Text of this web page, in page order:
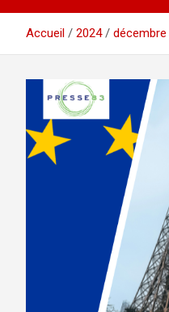
Accueil 2024 décembre